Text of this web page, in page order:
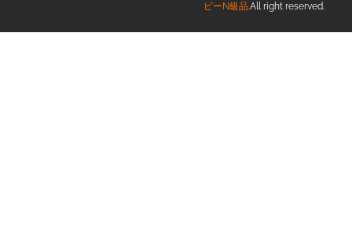
ピーN級品.All right reserved.